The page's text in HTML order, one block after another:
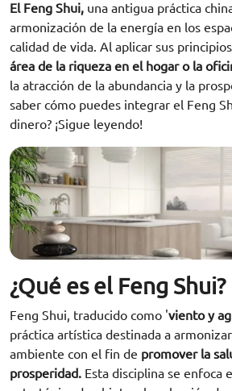
El Feng Shui, una antigua práctica
armonización de la energía en los
calidad de vida. Al aplicar sus
área de la riqueza en el hogar o la
la atracción de la abundancia y la
saber cómo puedes integrar el Feng
dinero? ¡Sigue leyendo!
¿Qué es el Feng Shui?
Feng Shui, traducido como 'viento y
práctica artística destinada a
ambiente con el fin de promover la
prosperidad. Esta disciplina se enfoca